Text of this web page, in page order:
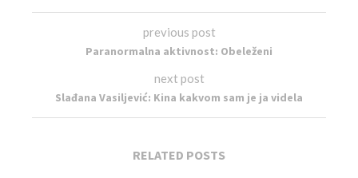
previous post
Paranormalna aktivnost: Obeleženi
next post
Slađana Vasiljević: Kina kakvom sam je ja videla
RELATED POSTS